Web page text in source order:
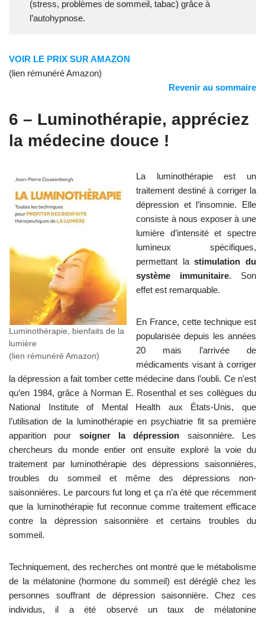
(stress, problèmes de sommeil, tabac) grâce à
l’autohypnose.
VOIR LE PRIX SUR AMAZON
(lien rémunéré Amazon)
Revenir au sommaire
6 – Luminothérapie, appréciez
la médecine douce !
Luminothérapie, bienfaits de la
lumière
(lien rémunéré Amazon)
La luminothérapie est un
traitement destiné à corriger la
dépression et l’insomnie. Elle
consiste à nous exposer à une
lumière d’intensité et spectre
lumineux spécifiques,
permettant lastimulation du
système immunitaire. Son
effet est remarquable.
En France, cette technique est
popularisée depuis les années
20 mais l’arrivée de
médicaments visant à corriger
la dépression a fait tomber cette médecine dans l’oubli. Ce n’est
qu’en 1984, grâce à Norman E. Rosenthal et ses collègues du
National Institute of Mental Health aux États-Unis, que
l’utilisation de la luminothérapie en psychiatrie fit sa première
apparition pour soigner la dépression saisonnière. Les
chercheurs du monde entier ont ensuite exploré la voie du
traitement par luminothérapie des dépressions saisonnières,
troubles du sommeil et même des dépressions non-
saisonnières. Le parcours fut long et ça n’a été que récemment
que la luminothérapie fut reconnue comme traitement efficace
contre la dépression saisonnière et certains troubles du
sommeil.
Techniquement, des recherches ont montré que le métabolisme
de la mélatonine (hormone du sommeil) est déréglé chez les
personnes souffrant de dépression saisonnière. Chez ces
individus, il a été observé un taux de mélatonine